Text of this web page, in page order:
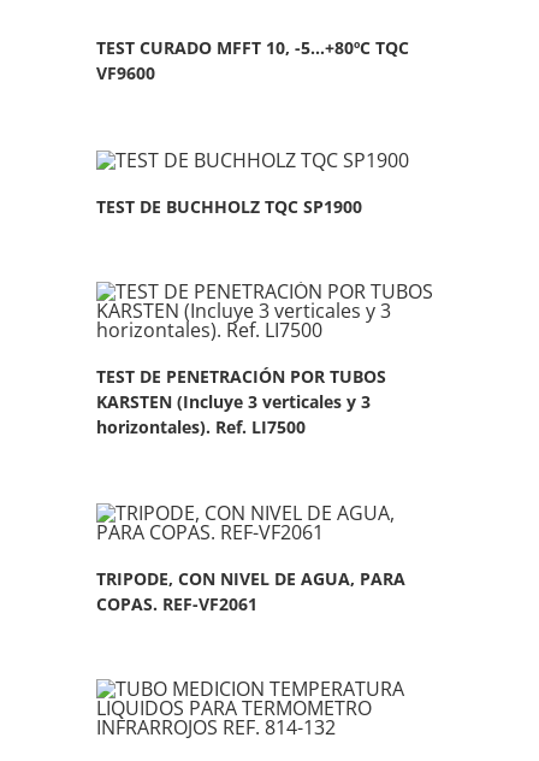
TEST CURADO MFFT 10, -5…+80ºC TQC
VF9600
TEST DE BUCHHOLZ TQC SP1900
TEST DE PENETRACIÓN POR TUBOS
KARSTEN (Incluye 3 verticales y 3
horizontales). Ref. LI7500
TRIPODE, CON NIVEL DE AGUA, PARA
COPAS. REF-VF2061